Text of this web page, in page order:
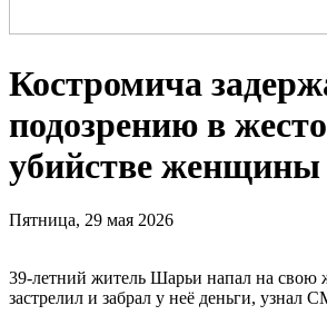
Костромича
подозрению в
убийстве женщины
Пятница, 29 мая 2026
39-летний житель Шарьи напал на свою
застрелил и забрал у неё деньги, узнал